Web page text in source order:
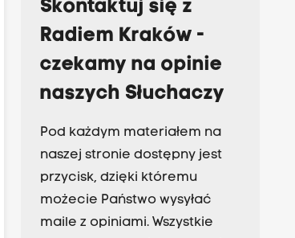
Skontaktuj się z
Radiem Kraków -
czekamy na opinie
naszych Słuchaczy
Pod każdym materiałem na
naszej stronie dostępny jest
przycisk, dzięki któremu
możecie Państwo wysyłać
maile z opiniami. Wszystkie